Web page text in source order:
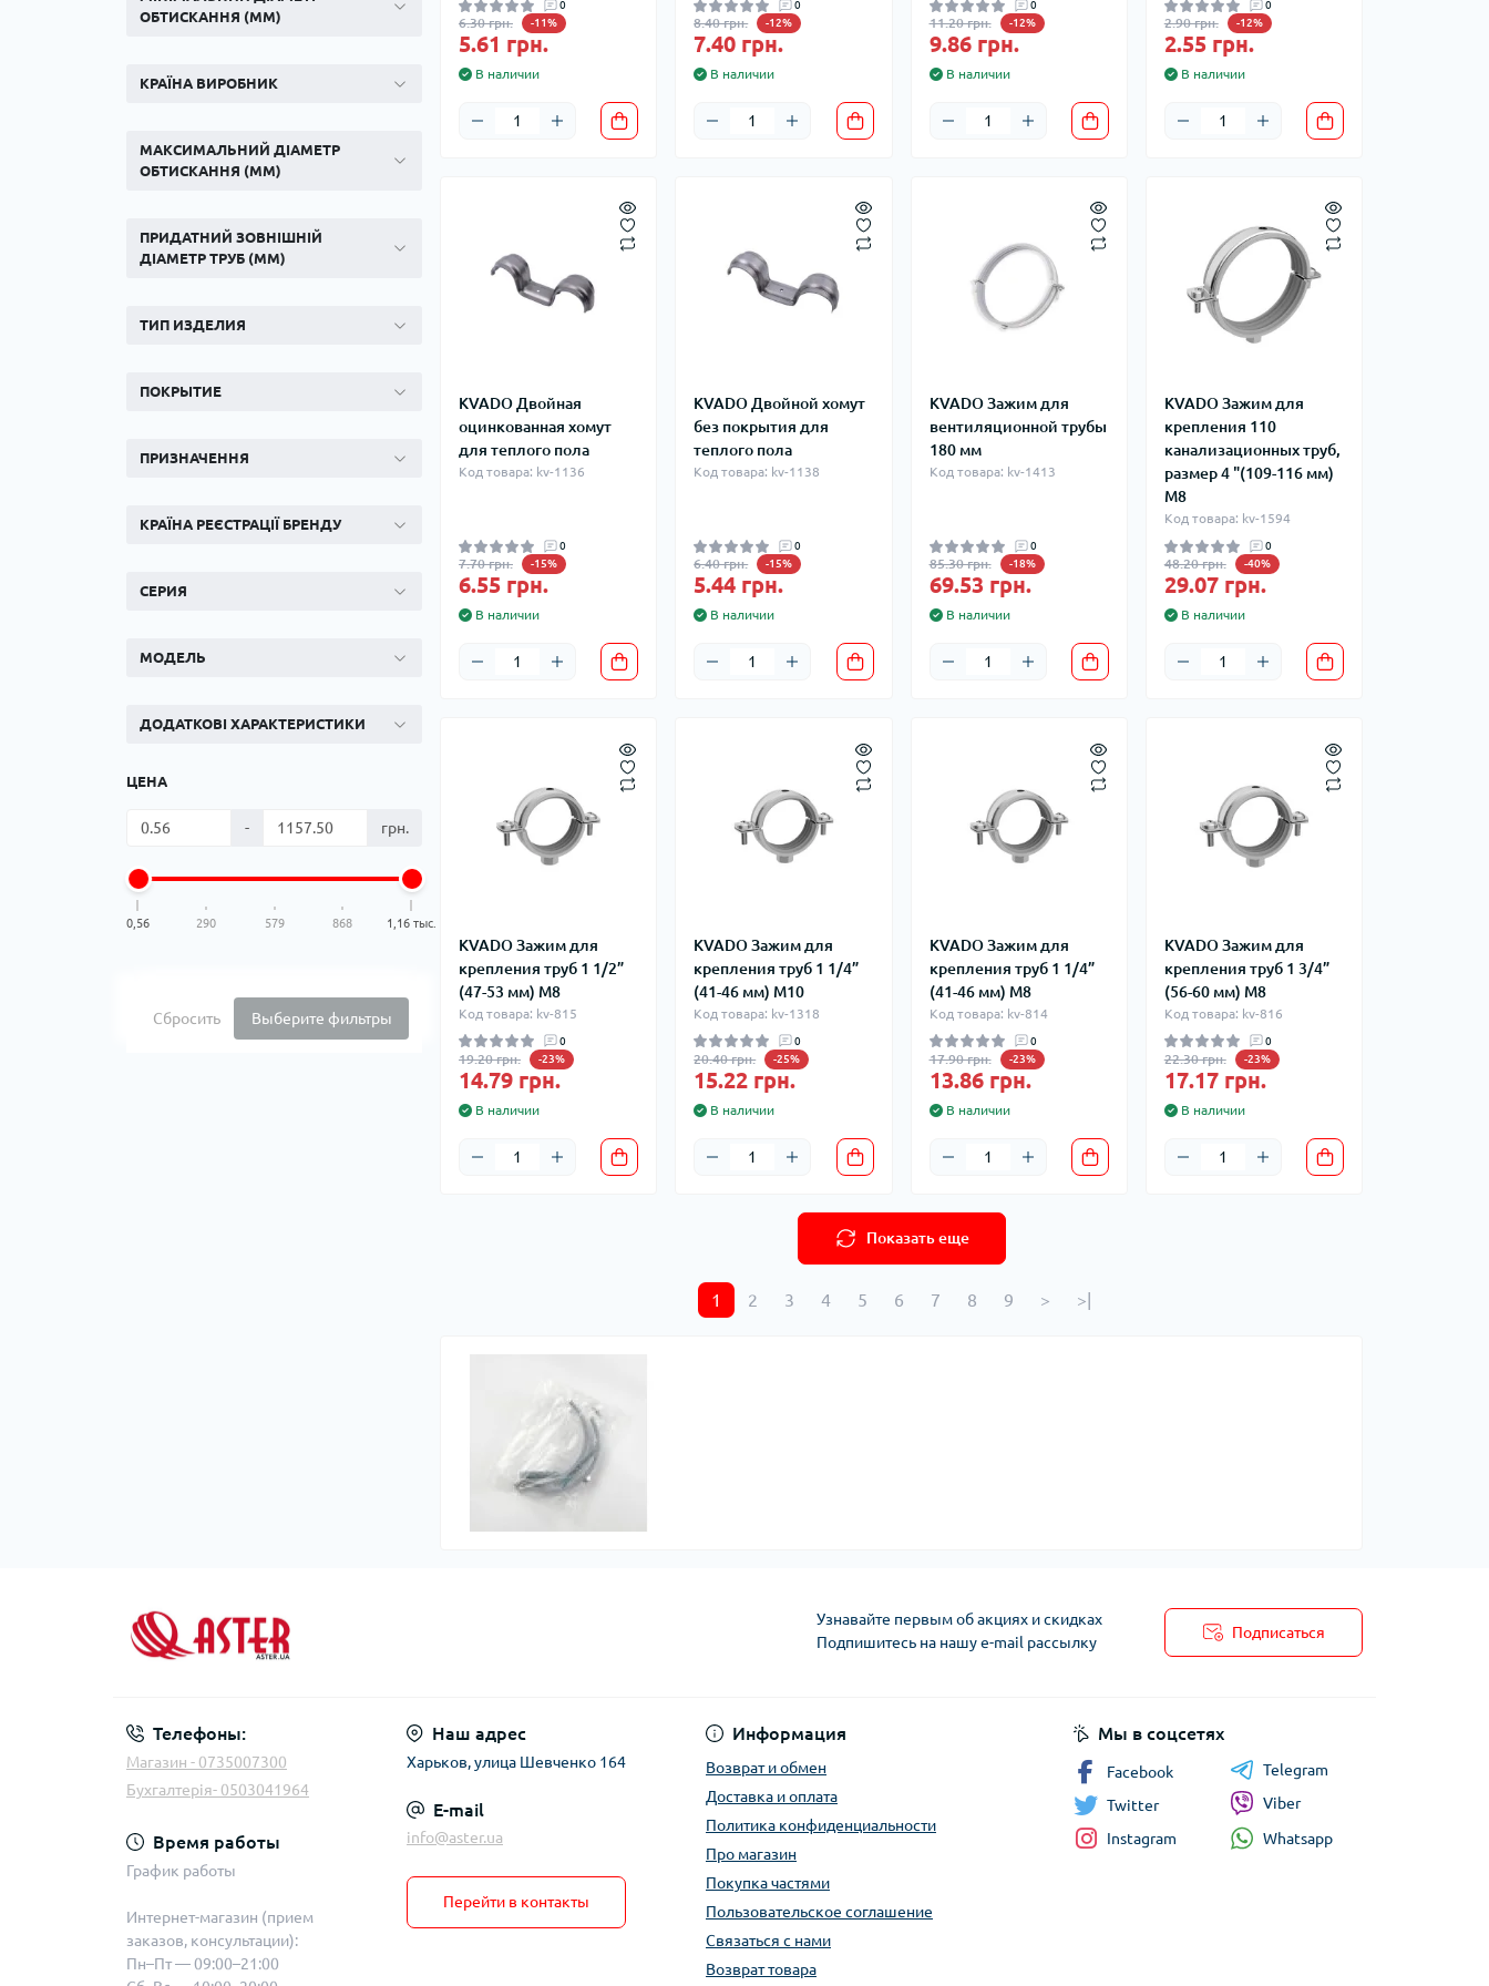
ОБТИСКАННЯ (ММ)
КРАЇНА ВИРОБНИК
МАКСИМАЛЬНИЙ ДІАМЕТР
ОБТИСКАННЯ (ММ)
ПРИДАТНИЙ ЗОВНІШНІЙ
ДІАМЕТР ТРУБ (ММ)
ТИП ИЗДЕЛИЯ
ПОКРЫТИЕ
ПРИЗНАЧЕННЯ
КРАЇНА РЕЄСТРАЦІЇ БРЕНДУ
СЕРИЯ
МОДЕЛЬ
ДОДАТКОВІ ХАРАКТЕРИСТИКИ
ЦЕНА
- грн.
0,56 290 579 868 1,16 тыс.
Сбросить Выберите фильтры
0
6.30 грн. -11%
5.61 грн.
В наличии
0
8.40 грн. -12%
7.40 грн.
В наличии
0
11.20 грн. -12%
9.86 грн.
В наличии
0
2.90 грн. -12%
2.55 грн.
В наличии
KVADO Двойная
оцинкованная хомут
для теплого пола
Код товара: kv-1136
0
7.70 грн. -15%
6.55 грн.
В наличии
KVADO Двойной хомут
без покрытия для
теплого пола
Код товара: kv-1138
0
6.40 грн. -15%
5.44 грн.
В наличии
KVADO Зажим для
вентиляционной трубы
180 мм
Код товара: kv-1413
0
85.30 грн. -18%
69.53 грн.
В наличии
KVADO Зажим для
крепления 110
канализационных труб,
размер 4 "(109-116 мм)
M8
Код товара: kv-1594
0
48.20 грн. -40%
29.07 грн.
В наличии
KVADO Зажим для
крепления труб 1 1/2”
(47-53 мм) М8
Код товара: kv-815
0
19.20 грн. -23%
14.79 грн.
В наличии
KVADO Зажим для
крепления труб 1 1/4”
(41-46 мм) М10
Код товара: kv-1318
0
20.40 грн. -25%
15.22 грн.
В наличии
KVADO Зажим для
крепления труб 1 1/4”
(41-46 мм) М8
Код товара: kv-814
0
17.90 грн. -23%
13.86 грн.
В наличии
KVADO Зажим для
крепления труб 1 3/4”
(56-60 мм) М8
Код товара: kv-816
0
22.30 грн. -23%
17.17 грн.
В наличии
Показать еще
1 2 3 4 5 6 7 8 9 > >|
Узнавайте первым об акциях и скидках
Подпишитесь на нашу e-mail рассылку
Подписаться
Телефоны:
Магазин - 0735007300
Бухгалтерія- 0503041964
Время работы
График работы
Интернет-магазин (прием
заказов, консультации):
Пн–Пт — 09:00–21:00
Наш адрес
Харьков, улица Шевченко 164
E-mail
info@aster.ua
Перейти в контакты
Информация
Возврат и обмен
Доставка и оплата
Политика конфиденциальности
Про магазин
Покупка частями
Пользовательское соглашение
Связаться с нами
Возврат товара
Мы в соцсетях
Facebook
Twitter
Instagram
Telegram
Viber
Whatsapp